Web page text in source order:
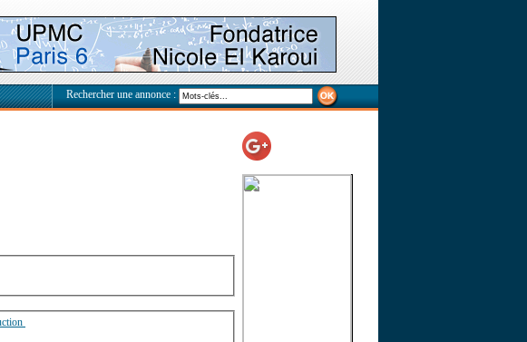
Rechercher une annonce :